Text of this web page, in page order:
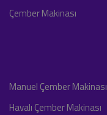
Çember Makinası
Manuel Çember Makinası
Havalı Çember Makinası